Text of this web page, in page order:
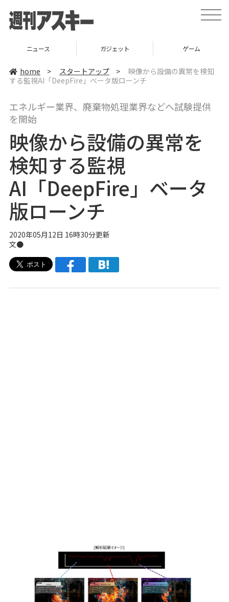
t
o
v
t
i
ニュース ガジェット ゲーム
home > スタートアップ >
映像から設備の異常を検知
する監視AI「DeepFire」ベータ版ローンチ
エネルギー業界、廃棄物処理業界などへ試験提供
を開始
映像から設備の異常を
検知する監視
AI「DeepFire」ベータ
版ローンチ
2020年05月12日 16時30分更新
文●